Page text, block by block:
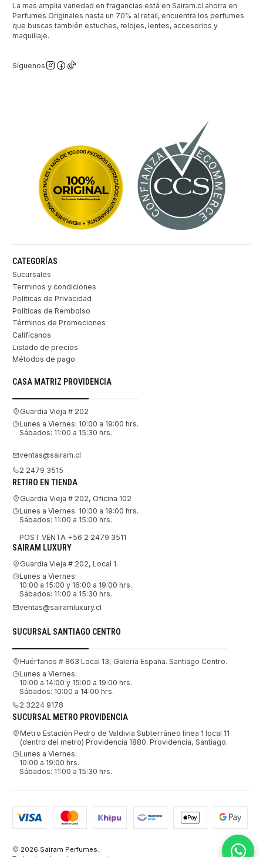
La mas amplia variedad en fragancias está en Sairam.cl ahorra en
Perfumes Originales hasta un 70% al retail, encuentra los perfumes
que buscas también estuches, relojes, lentes, accesorios y
maquillaje.
Síguenos
CATEGORÍAS
Sucursales
Terminos y condiciones
Políticas de Privacidad
Políticas de Rembolso
Términos de Promociones
Califícanos
Listado de precios
Métodos de pago
CASA MATRIZ PROVIDENCIA
Guardia Vieja # 202
Lunes a Viernes: 10:00 a 19:00 hrs.
Sábados: 11:00 a 15:30 hrs.
ventas@sairam.cl
2 2479 3515
RETIRO EN TIENDA
Guardia Vieja # 202, Oficina 102
Lunes a Viernes: 10:00 a 19:00 hrs.
Sábados: 11:00 a 15:00 hrs.
POST VENTA +56 2 2479 3511
SAIRAM LUXURY
Guardia Vieja # 202, Local 1.
Lunes a Viernes:
10:00 a 15:00 y 16:00 a 19:00 hrs.
Sábados: 11:00 a 15:30 hrs.
ventas@sairamluxury.cl
SUCURSAL SANTIAGO CENTRO
Huérfanos # 863 Local 13, Galería España. Santiago Centro.
Lunes a Viernes:
10:00 a 14:00 y 15:00 a 19:00 hrs.
Sábados: 10:00 a 14:00 hrs.
2 3224 9178
SUCURSAL METRO PROVIDENCIA
Metro Estación Pedro de Valdivia Subterráneo línea 1 local 11
(dentro del metro) Providencia 1880. Providencia, Santiago.
Lunes a Viernes:
10:00 a 19:00 hrs.
Sábados: 11:00 a 15:30 hrs.
2026 Sairam Perfumes.